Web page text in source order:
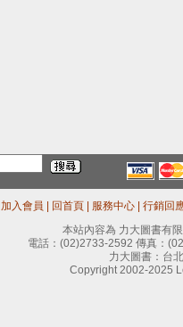
加入會員 回首頁 服務中心
行銷回
本站內容為 力大圖書有
電話： (02)2733-2592 傳真：
力大圖書：台
Copyright 2002-2025